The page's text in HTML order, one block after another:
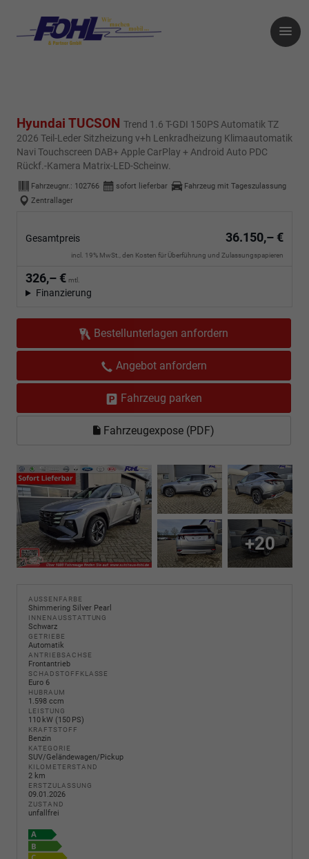
Hyundai TUCSON Trend 1.6 T-GDI 150PS Automatik TZ
2026 Teil-Leder Sitzheizung v+h Lenkradheizung Klimaautomatik
Navi Touchscreen DAB+ Apple CarPlay + Android Auto PDC
Rückf.-Kamera Matrix-LED-Scheinw.
Fahrzeugnr.: 102766 sofort lieferbar
Fahrzeug mit Tageszulassung
Zentrallager
Gesamtpreis 36.150,– €
incl. 19% MwSt., den Kosten für Überführung und Zulassungspapieren
326,– € mtl.
Finanzierung
Bestellunterlagen anfordern
Angebot anfordern
Fahrzeug parken
Fahrzeugexpose (PDF)
+20
AUSSENFARBE
Shimmering Silver Pearl
INNENAUSSTATTUNG
Schwarz
GETRIEBE
Automatik
ANTRIEBSACHSE
Frontantrieb
SCHADSTOFFKLASSE
Euro 6
HUBRAUM
1.598 ccm
LEISTUNG
110 kW (150 PS)
KRAFTSTOFF
Benzin
KATEGORIE
SUV/Geländewagen/Pickup
KILOMETERSTAND
2 km
ERSTZULASSUNG
09.01.2026
ZUSTAND
unfallfrei